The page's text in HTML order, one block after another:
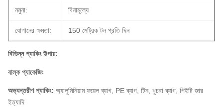
নমুনা: বিনামূল্যে
যোগানের ক্ষমতা: 150 মেট্রিক টন প্রতি দিন
বিভিন্ন প্যাকিং উপায়:
বাল্ক প্যাকেজিং
অভ্যন্তরীণ প্যাকিং: অ্যালুমিনিয়াম ফয়েল ব্যাগ, PE ব্যাগ, টিন, খুচরা ব্যাগ, পিইটি জার
ইত্যাদি